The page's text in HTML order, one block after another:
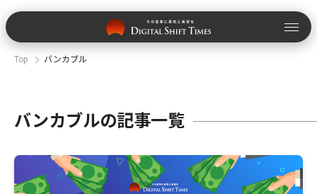
Top バンカブル
バンカブルの記事一覧